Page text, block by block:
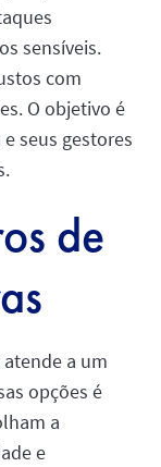
sensíveis.
com
O objetivo é
seus gestores
de
a um
opções é
a
e